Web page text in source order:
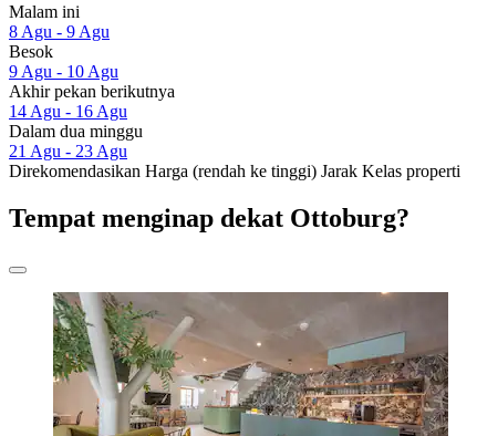
Malam ini
8 Agu - 9 Agu
Besok
9 Agu - 10 Agu
Akhir pekan berikutnya
14 Agu - 16 Agu
Dalam dua minggu
21 Agu - 23 Agu
Direkomendasikan Harga (rendah ke tinggi) Jarak Kelas properti
Tempat menginap dekat Ottoburg?